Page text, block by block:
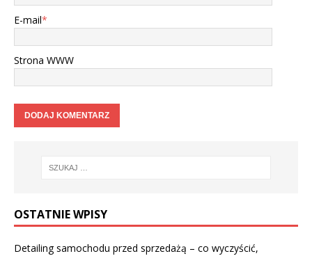
E-mail*
Strona WWW
OSTATNIE WPISY
Detailing samochodu przed sprzedażą – co wyczyścić,